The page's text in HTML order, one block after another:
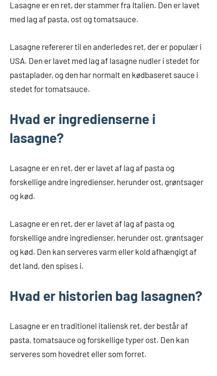
Lasagne er en ret, der stammer fra Italien. Den er lavet
med lag af pasta, ost og tomatsauce.
Lasagne refererer til en anderledes ret, der er populær i
USA. Den er lavet med lag af lasagne nudler i stedet for
pastaplader, og den har normalt en kødbaseret sauce i
stedet for tomatsauce.
Hvad er ingredienserne i
lasagne?
Lasagne er en ret, der er lavet af lag af pasta og
forskellige andre ingredienser, herunder ost, grøntsager
og kød.
Lasagne er en ret, der er lavet af lag af pasta og
forskellige andre ingredienser, herunder ost, grøntsager
og kød. Den kan serveres varm eller kold afhængigt af
det land, den spises i.
Hvad er historien bag lasagnen?
Lasagne er en traditionel italiensk ret, der består af
pasta, tomatsauce og forskellige typer ost. Den kan
serveres som hovedret eller som forret.